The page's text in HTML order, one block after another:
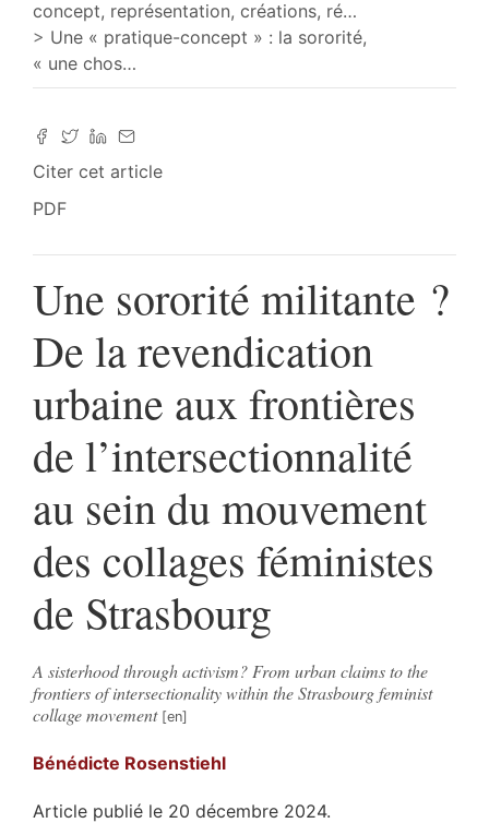
concept, représentation, créations, ré…
Une « pratique-concept » : la sororité,
« une chos…
Citer cet article
PDF
Une sororité militante ?
De la revendication
urbaine aux frontières
de l’intersectionnalité
au sein du mouvement
des collages féministes
de Strasbourg
A sisterhood through activism? From urban claims to the
frontiers of intersectionality within the Strasbourg feminist
collage movement
Bénédicte Rosenstiehl
Article publié le 20 décembre 2024.